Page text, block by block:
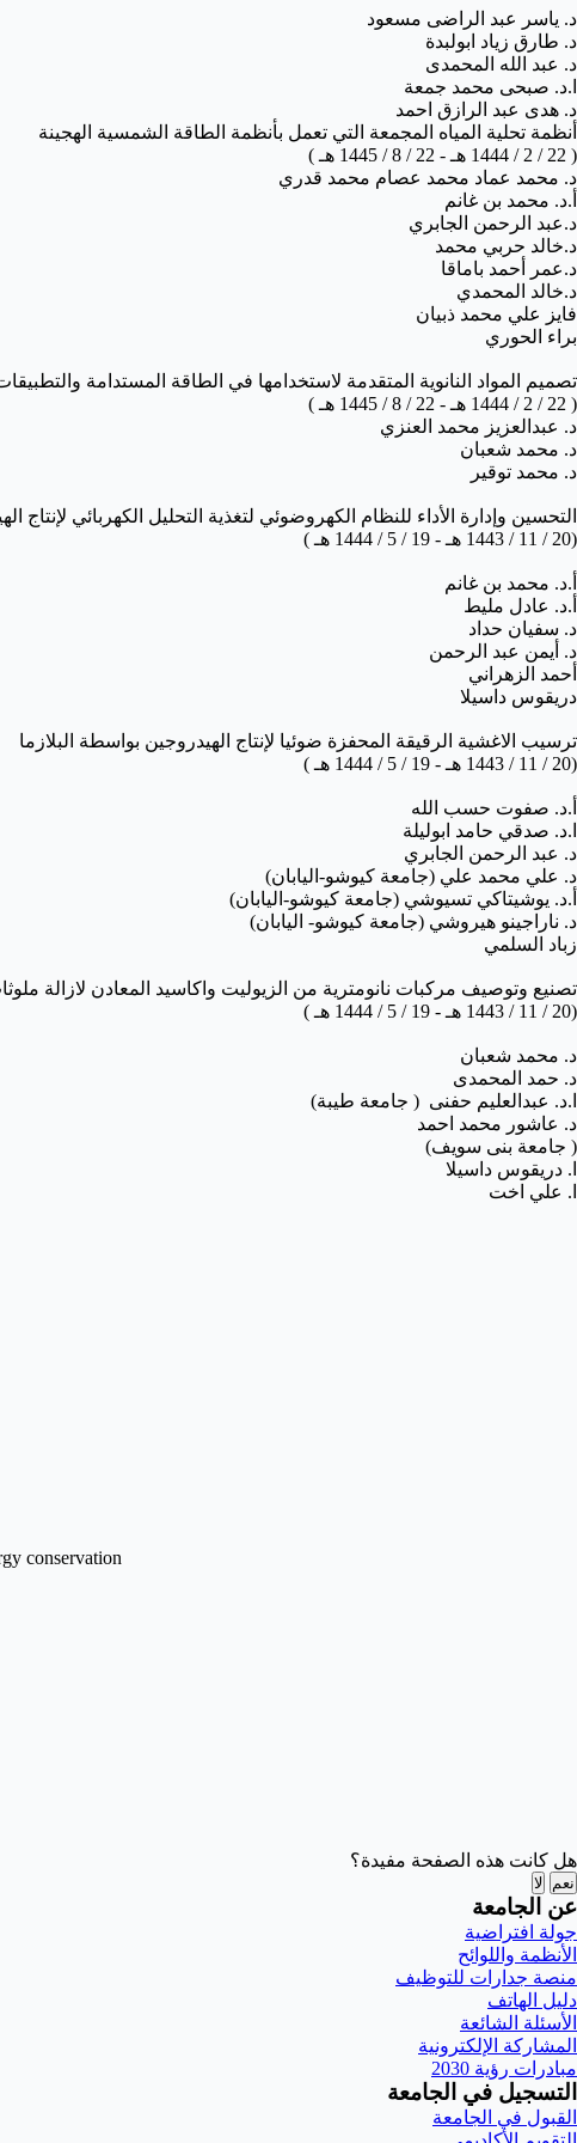
د. ياسر عبد الراضى مسعود
د. طارق زياد ابولبدة
د. عبد الله المحمدى
ا.د. صبحى محمد جمعة
د. هدى عبد الرازق احمد
أنظمة تحلية المياه المجمعة التي تعمل بأنظمة الطاقة الشمسية الهجينة
( 22 / 2 / 1444 هـ - 22 / 8 / 1445 هـ )
د. محمد عماد محمد عصام محمد قدري
أ.د. محمد بن غانم
د.عبد الرحمن الجابري
د.خالد حربي محمد
د.عمر أحمد باماقا
د.خالد المحمدي
فايز علي محمد ذبيان
براء الحوري
تصميم المواد النانوية المتقدمة لاستخدامها في الطاقة المستدامة
( 22 / 2 / 1444 هـ - 22 / 8 / 1445 هـ
)
د. عبدالعزيز محمد العنزي
د. محمد شعبان
د. محمد توقير
التحسين وإدارة الأداء للنظام الكهروضوئي لتغذية التحليل الكهربائي لإنتاج
(20 / 11 / 1443 هـ - 19 / 5 / 1444 هـ )
أ.د. محمد بن غانم
أ.د. عادل مليط
د. سفيان حداد
د. أيمن عبد الرحمن
أحمد الزهراني
دريقوس داسيلا
ترسيب الاغشية الرقيقة المحفزة ضوئيا لإنتاج الهيدروجين بواسطة البلازما
(20 / 11 / 1443 هـ - 19 / 5 / 1444 هـ )
أ.د. صفوت حسب الله
.د. صدقي حامد ابوليلة
د. عبد الرحمن الجابري
د. علي محمد علي (جامعة كيوشو-اليابان)
أ.د. يوشيتاكي تسيوشي (جامعة كيوشو-اليابان)
د. ناراجينو هيروشي (جامعة كيوشو- اليابان)
زباد السلمي
تصنيع وتوصيف مركبات نانومترية من الزيوليت واكاسيد المعادن لازالة
(20 / 11 / 1443 هـ - 19 / 5 / 1444 هـ )
د. محمد شعبان
د. حمد المحمدى
ا.د. عبدالعليم حفنى ( جامعة طيبة)
د. عاشور محمد احمد
( جامعة بنى سويف)
ا. دريقوس داسيلا
ا. علي اخت
conservation
هل كانت هذه الصفحة مفيدة؟
نعم لا
عن الجامعة
جولة افتراضية
الأنظمة واللوائح
منصة جدارات للتوظيف
دليل الهاتف
الأسئلة الشائعة
المشاركة الإلكترونية
مبادرات رؤية 2030
التسجيل في الجامعة
القبول في الجامعة